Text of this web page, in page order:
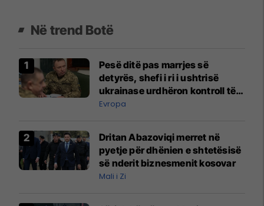
Në trend Botë
Pesë ditë pas marrjes së
detyrës, shefi i ri i ushtrisë
ukrainase urdhëron kontroll të
madh
Evropa
Dritan Abazoviqi merret në
pyetje për dhënien e shtetësisë
së nderit biznesmenit kosovar
Mali i Zi